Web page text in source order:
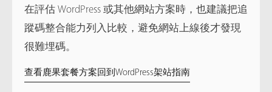
在評估 WordPress 或其他網站方案時，也建議把追
蹤碼整合能力列入比較，避免網站上線後才發現
很難埋碼。
查看鹿果套餐方案 回到WordPress架站指南